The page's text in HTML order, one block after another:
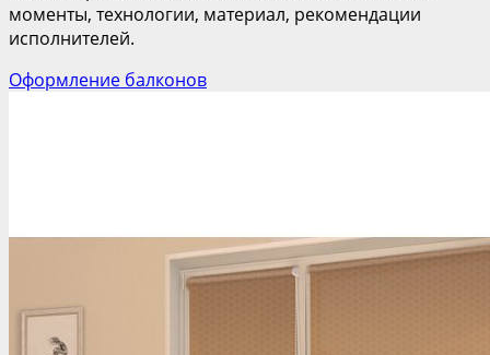
моменты, технологии, материал, рекомендации
исполнителей.
Оформление балконов